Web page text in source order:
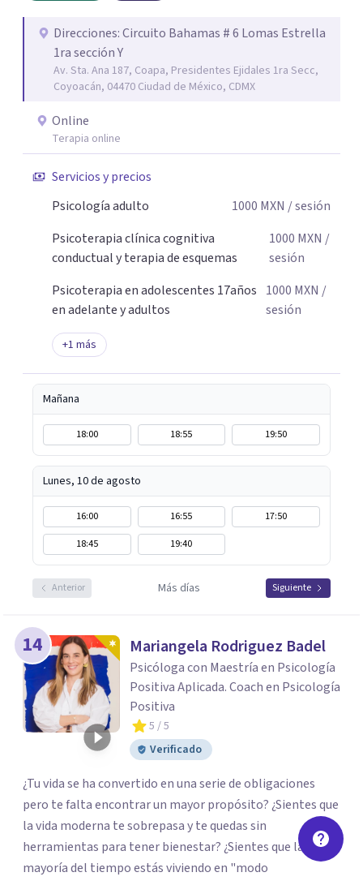
parejas que desean superar la ansiedad, la depresión, el
estrés, los duelos, fortalecer su autoestima, establecer
límites saludables, mejorar sus relaciones y afrontar los
desafíos de la vida con mayor seguridad y equilibrio. Será
un privilegio acompañarte en este camino hacia una vida
con mayor bienestar y tranquilidad.
Direcciones: Circuito Bahamas # 6 Lomas Estrella
1ra sección Y
Av. Sta. Ana 187, Coapa, Presidentes Ejidales 1ra Secc,
Coyoacán, 04470 Ciudad de México, CDMX
Online
Terapia online
Servicios y precios
Psicología adulto
1000 MXN / sesión
Psicoterapia clínica cognitiva
conductual y terapia de esquemas
1000 MXN /
sesión
Psicoterapia en adolescentes 17años
en adelante y adultos
1000 MXN /
sesión
+1 más
Mañana
18:00 18:55 19:50
Lunes, 10 de agosto
16:00 16:55
17:50
18:45
19:40
Anterior Más días Siguiente
14 Mariangela Rodriguez Badel
Psicóloga con Maestría en Psicología
Positiva Aplicada. Coach en Psicología
Positiva
5 / 5
Verificado
¿Tu vida se ha convertido en una serie de obligaciones
pero te falta encontrar un mayor propósito? ¿Sientes que
la vida moderna te sobrepasa y te quedas sin
herramientas para tener bienestar? ¿Sientes que la
mayoría del tiempo estás viviendo en "modo